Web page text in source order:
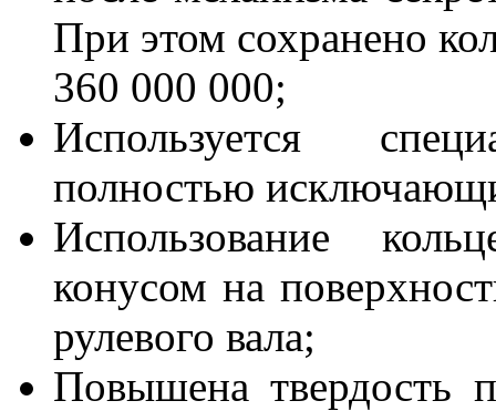
При этом сохранено
360 000 000;
Используется
полностью
Использование
конусом на
рулевого вала;
Повышена твердость